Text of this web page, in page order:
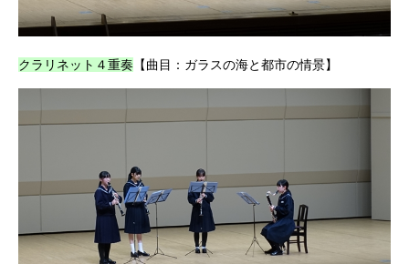
クラリネット４重奏 【曲目：ガラスの海と都市の情景】